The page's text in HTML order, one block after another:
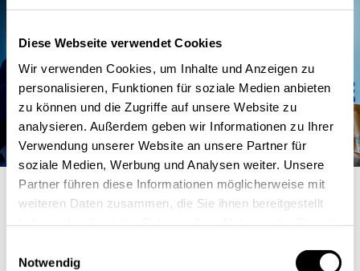
Diese Webseite verwendet Cookies
Wir verwenden Cookies, um Inhalte und Anzeigen zu
personalisieren, Funktionen für soziale Medien anbieten
zu können und die Zugriffe auf unsere Website zu
analysieren. Außerdem geben wir Informationen zu Ihrer
Verwendung unserer Website an unsere Partner für
soziale Medien, Werbung und Analysen weiter. Unsere
Partner führen diese Informationen möglicherweise mit
weiteren Daten zusammen, die Sie ihnen bereitgestellt
Notwendig
Credits: Marcel van Hoorn